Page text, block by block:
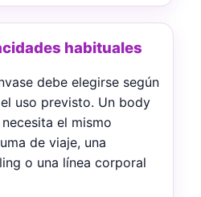
habituales
debe elegirse según
uso previsto. Un body
el mismo
de viaje, una
o una línea corporal